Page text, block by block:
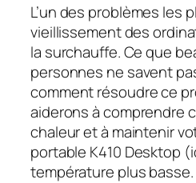
L’un des problèmes les
vieillissement des
la surchauffe. Ce que
personnes ne savent
comment résoudre ce
aiderons à comprendre
chaleur et à maintenir
portable K410 Desktop
température plus basse.